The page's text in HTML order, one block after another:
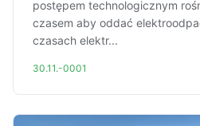
postępem technologicznym
czasem aby oddać
czasach elektr...
30.11.-0001